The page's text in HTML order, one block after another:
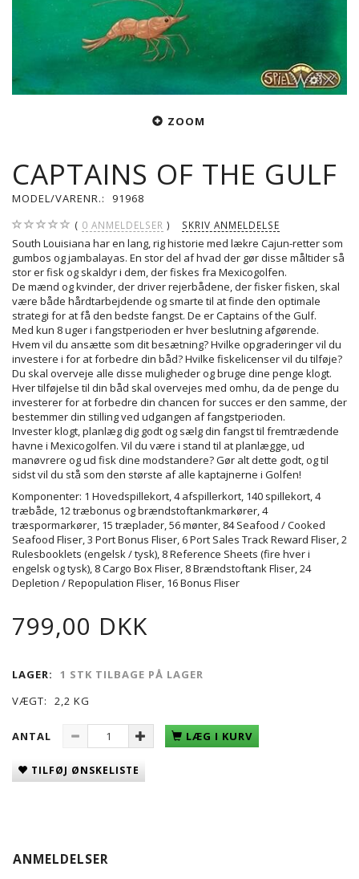
ZOOM
CAPTAINS OF THE GULF
MODEL/VARENR.: 91968
0 ANMELDELSER SKRIV ANMELDELSE
South Louisiana har en lang, rig historie med lækre Cajun-retter som
gumbos og jambalayas. En stor del af hvad der gør disse måltider så
stor er fisk og skaldyr i dem, der fiskes fra Mexicogolfen.
De mænd og kvinder, der driver rejerbådene, der fisker fisken, skal
være både hårdtarbejdende og smarte til at finde den optimale
strategi for at få den bedste fangst. De er Captains of the Gulf.
Med kun 8 uger i fangstperioden er hver beslutning afgørende.
Hvem vil du ansætte som dit besætning? Hvilke opgraderinger vil du
investere i for at forbedre din båd? Hvilke fiskelicenser vil du tilføje?
Du skal overveje alle disse muligheder og bruge dine penge klogt.
Hver tilføjelse til din båd skal overvejes med omhu, da de penge du
investerer for at forbedre din chancen for succes er den samme, der
bestemmer din stilling ved udgangen af ​​fangstperioden.
Invester klogt, planlæg dig godt og sælg din fangst til fremtrædende
havne i Mexicogolfen. Vil du være i stand til at planlægge, ud
manøvrere og ud fisk dine modstandere? Gør alt dette godt, og til
sidst vil du stå som den største af alle kaptajnerne i Golfen!
Komponenter: 1 Hovedspillekort, 4 afspillerkort, 140 spillekort, 4
træbåde, 12 træbonus og brændstoftankmarkører, 4
træspormarkører, 15 træplader, 56 mønter, 84 Seafood / Cooked
Seafood Fliser, 3 Port Bonus Fliser, 6 Port Sales Track Reward Fliser, 2
Rulesbooklets (engelsk / tysk), 8 Reference Sheets (fire hver i
engelsk og tysk), 8 Cargo Box Fliser, 8 Brændstoftank Fliser, 24
Depletion / Repopulation Fliser, 16 Bonus Fliser
799,00 DKK
LAGER:
1 STK TILBAGE PÅ LAGER
VÆGT:
2,2 KG
ANTAL LÆG I KURV
TILFØJ ØNSKELISTE
ANMELDELSER